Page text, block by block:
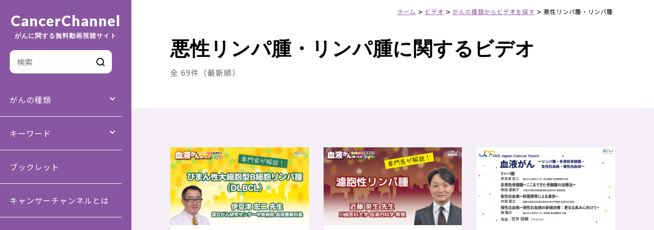
CancerChannel
がんに関する無料動画視聴サイト
がんの種類
キーワード
ブックレット
キャンサーチャンネルとは
ホーム > ビデオ > がんの種類からビデオを探す > 悪性リンパ腫・リンパ腫
悪性リンパ腫・リンパ腫に関するビデオ
全 69件（最新順）